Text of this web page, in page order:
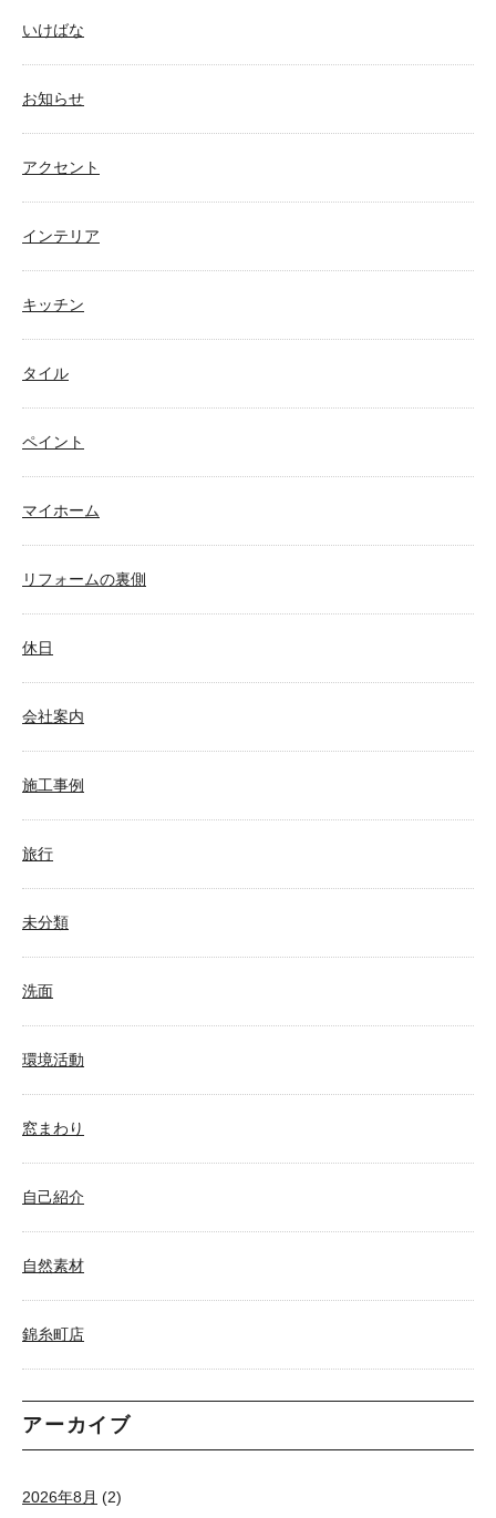
いけばな
お知らせ
アクセント
インテリア
キッチン
タイル
ペイント
マイホーム
リフォームの裏側
休日
会社案内
施工事例
旅行
未分類
洗面
環境活動
窓まわり
自己紹介
自然素材
錦糸町店
アーカイブ
2026年8月 (2)